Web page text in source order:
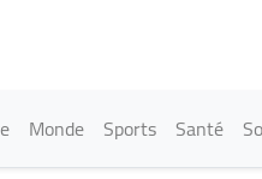
Monde Sports Santé